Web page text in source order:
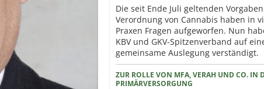
Die seit Ende Juli geltenden
Verordnung von Cannabis haben in
Praxen Fragen aufgeworfen. Nun
KBV und GKV-Spitzenverband auf
gemeinsame Auslegung verständigt.
ZUR ROLLE VON MFA, VERAH UND CO. IN
PRIMÄRVERSORGUNG